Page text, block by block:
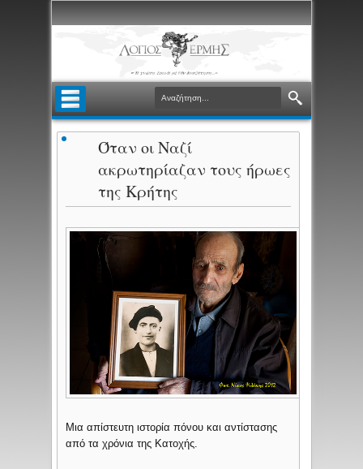
Όταν οι Ναζί
ακρωτηρίαζαν τους ήρωες
της Κρήτης
Μια απίστευτη ιστορία πόνου και αντίστασης
από τα χρόνια της Κατοχής.